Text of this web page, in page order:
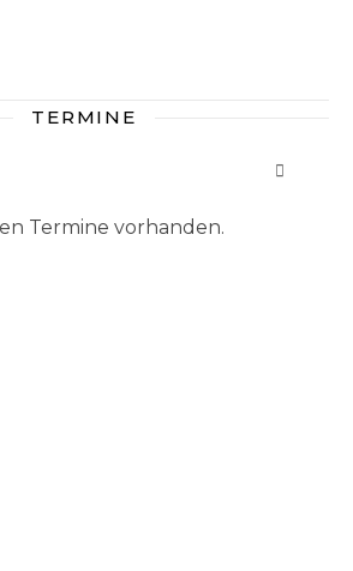
TERMINE
Termine vorhanden.